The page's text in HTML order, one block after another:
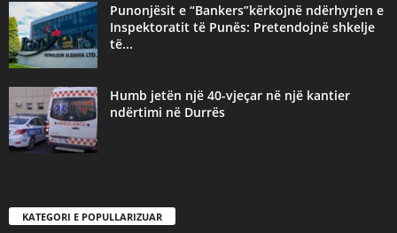
Punonjësit e “Bankers”kërkojnë ndërhyrjen e
Inspektoratit të Punës: Pretendojnë shkelje
të...
Humb jetën një 40-vjeçar në një kantier
ndërtimi në Durrës
KATEGORI E POPULLARIZUAR